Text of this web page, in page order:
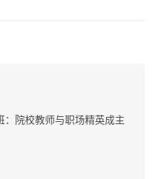
：院校教师与职场精英成主